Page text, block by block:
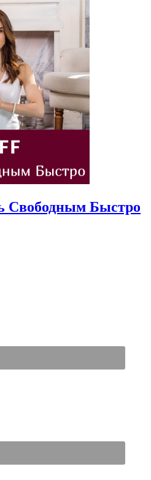
Свободным Быстро